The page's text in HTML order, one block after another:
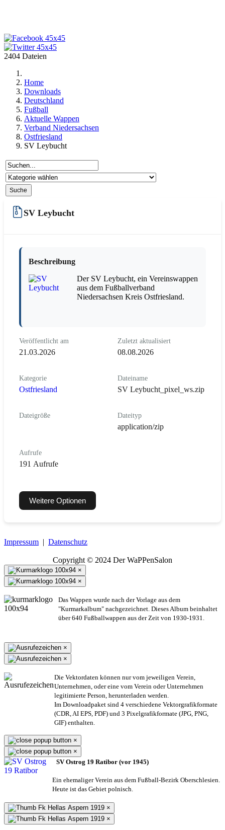
2404 Dateien
Home
Downloads
Deutschland
Fußball
Aktuelle Wappen
Verband Niedersachsen
Ostfriesland
SV Leybucht
SV Leybucht
Beschreibung
Der SV Leybucht, ein Vereinswappen
aus dem Fußballverband
Niedersachsen Kreis Ostfriesland.
Veröffentlicht am
21.03.2026
Zuletzt aktualisiert
08.08.2026
Kategorie
Ostfriesland
Dateiname
SV Leybucht_pixel_ws.zip
Dateigröße Dateityp
application/zip
Aufrufe
191 Aufrufe
Weitere Optionen
Impressum | Datenschutz
Copyright © 2024 Der WaPPenSalon
×
×
Das Wappen wurde nach der Vorlage aus dem
"Kurmarkalbum" nachgezeichnet. Dieses Album beinhaltet
über 640 Fußballwappen aus der Zeit von 1930-1931.
×
×
Die Vektordaten können nur vom jeweiligen Verein,
Unternehmen, oder eine vom Verein oder Unternehmen
legitimierte Person, herunterladen werden.
Im Downloadpaket sind 4 verschiedene Vektorgrafikformate
(CDR, AI EPS, PDF) und 3 Pixelgrafikformate (JPG, PNG,
GIF) enthalten.
×
×
SV Ostrog 19 Ratibor (vor 1945)
Ein ehemaliger Verein aus dem Fußball-Bezirk Oberschlesien.
Heute ist das Gebiet polnisch.
×
×